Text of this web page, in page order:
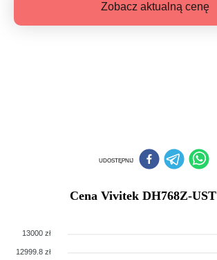
Zobacz aktualną cenę
UDOSTĘPNIJ
Cena Vivitek DH768Z-UST
13000 zł
12999.8 zł